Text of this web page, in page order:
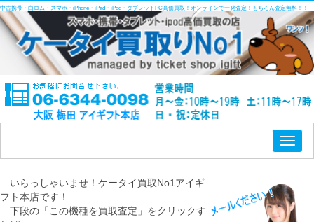
中古携帯・白ロム・スマホ・iPhone・iPad・iPod・タブレットPC高価買取！オンラインで一発査定！もちろん査定無料！！
いらっしゃいませ！ケータイ買取No1アイギ
フト本店です！
下段の「この機種を買取査定」をクリックす